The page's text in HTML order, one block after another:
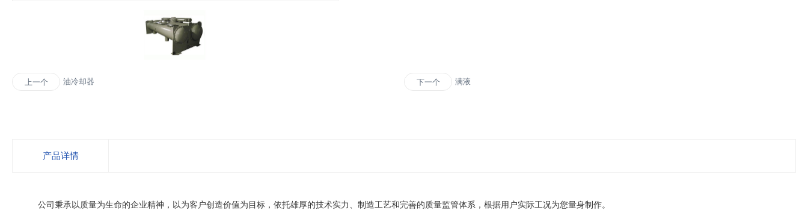
上一个 油冷却器 下一个 满液
产品详情
公司秉承以质量为生命的企业精神，以为客户创造价值为目标，依托雄厚的技术实力、制造工艺和完善的质量监管体系，根据用户实际工况为您量身制作。